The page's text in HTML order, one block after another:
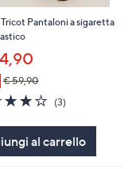
Pantaloni a sigaretta
€ 59,90
4.0
of
5
Stars
(3)3
al carrello